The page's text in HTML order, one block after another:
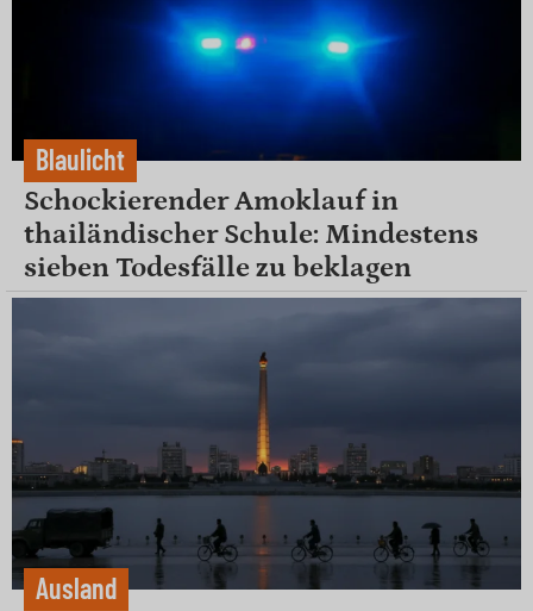
Blaulicht
Schockierender Amoklauf in
thailändischer Schule: Mindestens
sieben Todesfälle zu beklagen
Ausland